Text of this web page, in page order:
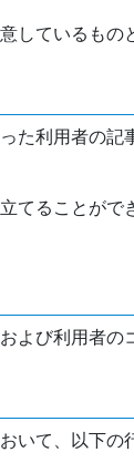
しているもの
た利用者の
てることが
よび利用者の
いて、以下の